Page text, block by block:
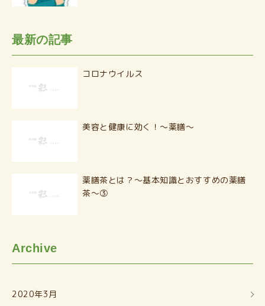
最新の記事
コロナウイルス
美容と健康に効く！〜薬膳〜
薬膳茶とは？〜基本知識とおすすめの薬膳
茶〜③
Archive
2020年3月